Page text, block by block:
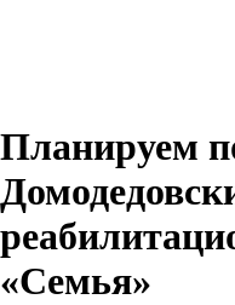
Планируем
«Семья»